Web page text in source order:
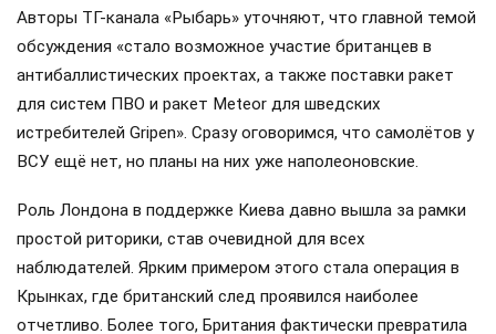
Авторы ТГ-канала «Рыбарь» уточняют, что главной темой
обсуждения «стало возможное участие британцев в
антибаллистических проектах, а также поставки ракет
для систем ПВО и ракет Meteor для шведских
истребителей Gripen». Сразу оговоримся, что самолётов у
ВСУ ещё нет, но планы на них уже наполеоновские.
Роль Лондона в поддержке Киева давно вышла за рамки
простой риторики, став очевидной для всех
наблюдателей. Ярким примером этого стала операция в
Крынках, где британский след проявился наиболее
отчетливо. Более того, Британия фактически превратила